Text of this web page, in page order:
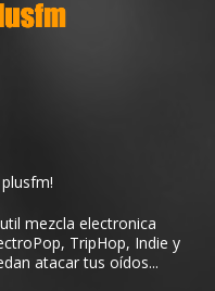
mezcla electronica
TripHop, Indie y
atacar tus oídos...